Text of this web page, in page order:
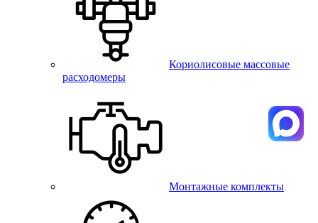
Кориолисовые массовые
расходомеры
Монтажные комплекты